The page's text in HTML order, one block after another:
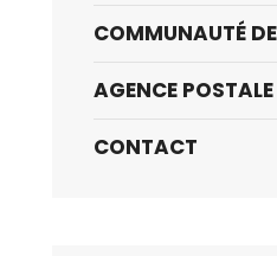
COMMUNAUTÉ
AGENCE
CONTACT